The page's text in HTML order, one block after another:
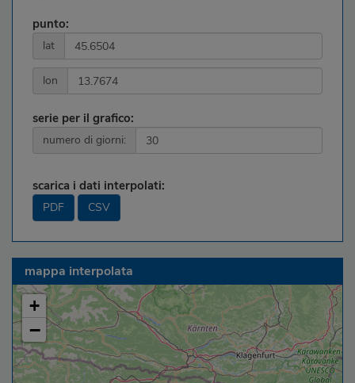
punto:
lat
lon
serie per il grafico:
numero di giorni:
scarica i dati interpolati:
PDF CSV
mappa interpolata
+
−